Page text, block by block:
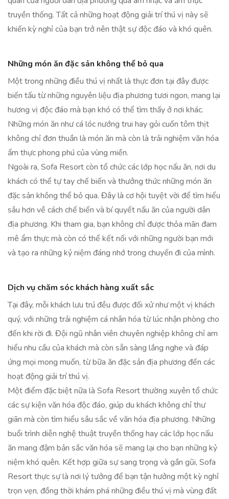
truyền thống. Tất cả những hoạt động giải trí thú vị này sẽ
khiến kỳ nghỉ của bạn trở nên thật sự độc đáo và khó quên.
Những món ăn đặc sản không thể bỏ qua
Một trong những điều thú vị nhất là thực đơn tại đây được
biến tấu từ những nguyên liệu địa phương tươi ngon, mang lại
hương vị độc đáo mà bạn khó có thể tìm thấy ở nơi khác.
Những món ăn như cá lóc nướng trui hay gỏi cuốn tôm thịt
không chỉ đơn thuần là món ăn mà còn là trải nghiệm văn hóa
ẩm thực phong phú của vùng miền.
Ngoài ra, Sofa Resort còn tổ chức các lớp học nấu ăn, nơi du
khách có thể tự tay chế biến và thưởng thức những món ăn
đặc sản không thể bỏ qua. Đây là cơ hội tuyệt vời để tìm hiểu
sâu hơn về cách chế biến và bí quyết nấu ăn của người dân
địa phương. Khi tham gia, bạn không chỉ được thỏa mãn đam
mê ẩm thực mà còn có thể kết nối với những người bạn mới
và tạo ra những kỷ niệm đáng nhớ trong chuyến đi của mình.
Dịch vụ chăm sóc khách hàng xuất sắc
Tại đây, mỗi khách lưu trú đều được đối xử như một vị khách
quý, với những trải nghiệm cá nhân hóa từ lúc nhận phòng cho
đến khi rời đi. Đội ngũ nhân viên chuyên nghiệp không chỉ am
hiểu nhu cầu của khách mà còn sẵn sàng lắng nghe và đáp
ứng mọi mong muốn, từ bữa ăn đặc sản địa phương đến các
hoạt động giải trí thú vị.
Một điểm đặc biệt nữa là Sofa Resort thường xuyên tổ chức
các sự kiện văn hóa độc đáo, giúp du khách không chỉ thư
giãn mà còn tìm hiểu sâu sắc về văn hóa địa phương. Những
buổi trình diễn nghệ thuật truyền thống hay các lớp học nấu
ăn mang đậm bản sắc văn hóa sẽ mang lại cho bạn những kỷ
niệm khó quên. Kết hợp giữa sự sang trọng và gần gũi, Sofa
Resort thực sự là nơi lý tưởng để bạn tận hưởng một kỳ nghỉ
trọn vẹn, đồng thời khám phá những điều thú vị mà vùng đất